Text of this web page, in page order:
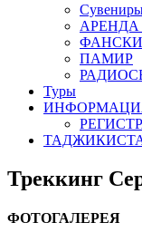
АРЕНДА
ПАМИР
Туры
Треккинг
ФОТОГАЛЕРЕЯ